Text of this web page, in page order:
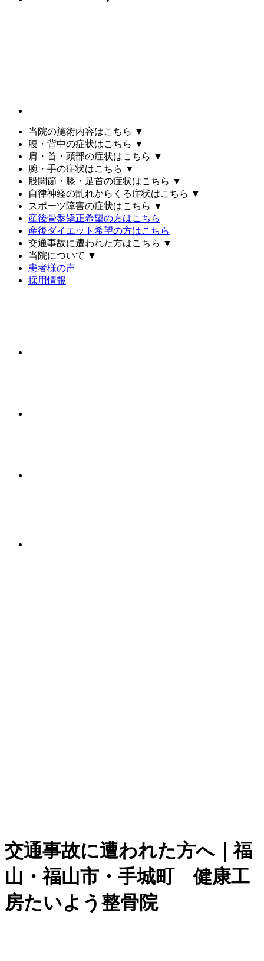
当院の施術内容はこちら ▼
腰・背中の症状はこちら ▼
肩・首・頭部の症状はこちら ▼
腕・手の症状はこちら ▼
股関節・膝・足首の症状はこちら ▼
自律神経の乱れからくる症状はこちら ▼
スポーツ障害の症状はこちら ▼
産後骨盤矯正希望の方はこちら
産後ダイエット希望の方はこちら
交通事故に遭われた方はこちら ▼
当院について ▼
患者様の声
採用情報
交通事故に遭われた方へ｜福
山・福山市・手城町 健康工
房たいよう整骨院